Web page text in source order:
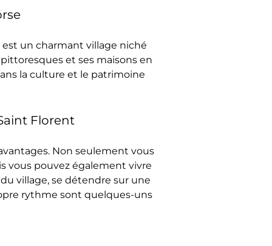
est un charmant village niché
et ses maisons en
la culture et le patrimoine
Florent
Non seulement vous
vous pouvez également vivre
village, se détendre sur une
rythme sont quelques-uns